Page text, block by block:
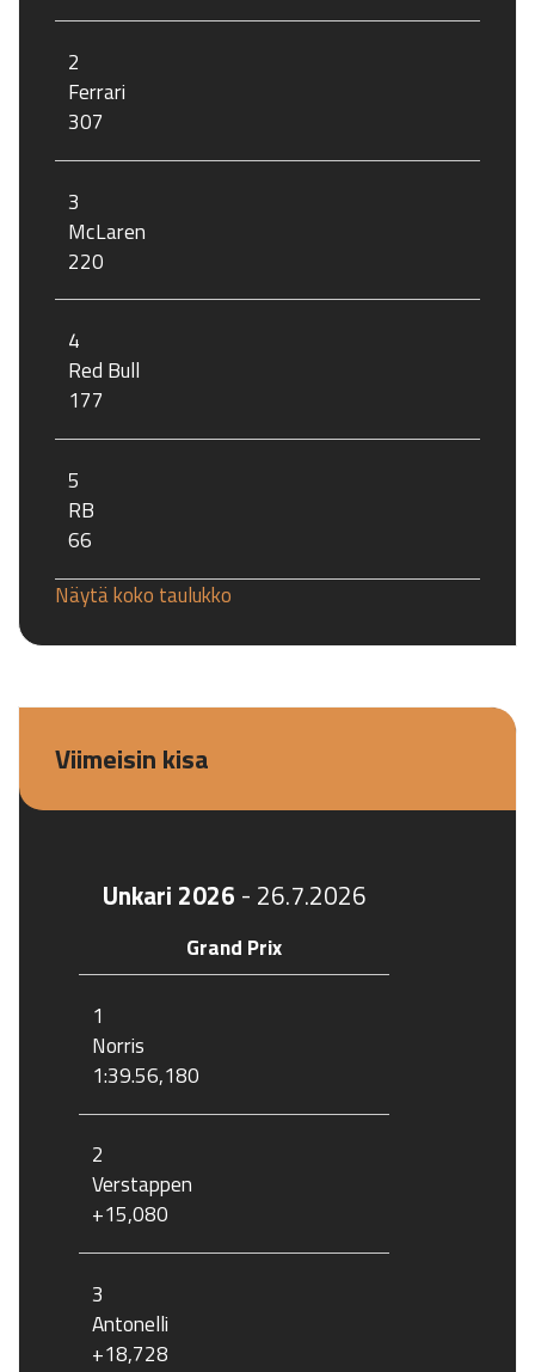
2
Ferrari
307
3
McLaren
220
4
Red Bull
177
5
RB
66
Näytä koko taulukko
Viimeisin kisa
Unkari 2026 - 26.7.2026
Grand Prix
1
Norris
1:39.56,180
2
Verstappen
+15,080
3
Antonelli
+18,728